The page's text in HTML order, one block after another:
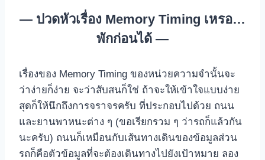
— ปวดหัวเรื่อง Memory Timing เหรอ…
พักก่อนได้ —
เรื่องของ Memory Timing ของหน่วยความจำนั้นจะ
ว่าง่ายก็ง่าย จะว่าสับสนก็ใช่ ถ้าจะให้เข้าใจแบบง่าย
สุดก็ให้นึกถึงการจราจรครับ ที่ประกอบไปด้วย ถนน
และยานพาหนะต่าง ๆ (ขอเรียกรวม ๆ ว่ารถก็แล้วกัน
นะครับ) ถนนก็เหมือนกับเส้นทางเดินของข้อมูลส่วน
รถก็คือตัวข้อมูลที่จะต้องเดินทางไปยังเป้าหมาย ลอง